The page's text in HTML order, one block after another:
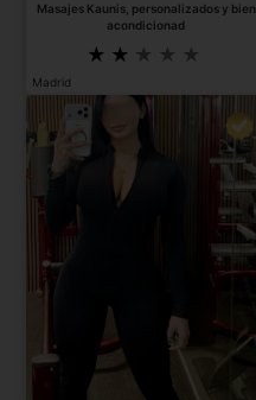
Masajes Kaunis, personalizados y bien
acondicionad
Madrid